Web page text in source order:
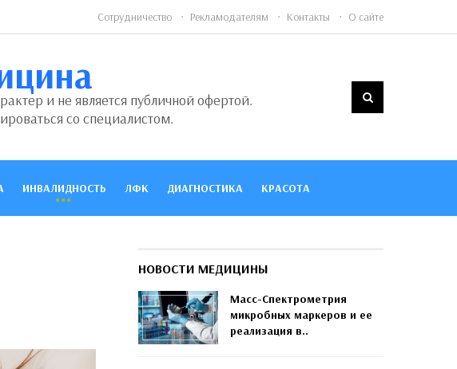
Сотрудничество Рекламодателям Контакты О сайте
и не является публичной офертой.
со специалистом.
ИНВАЛИДНОСТЬ ЛФК ДИАГНОСТИКА КРАСОТА
НОВОСТИ МЕДИЦИНЫ
Масс-Спектрометрия
микробных маркеров и ее
реализация в..